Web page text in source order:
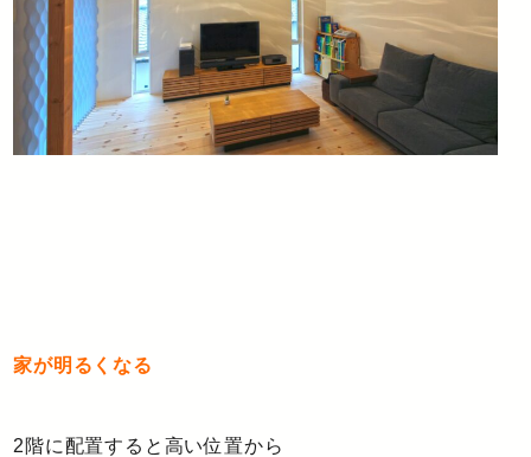
家が明るくなる
2階に配置すると高い位置から